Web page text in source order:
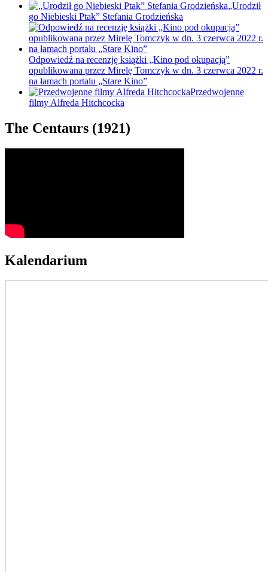
„Urodził
go Niebieski Ptak” Stefania Grodzieńska
Odpowiedź na recenzję książki „Kino pod okupacją”
opublikowana przez Mirelę Tomczyk w dn. 3 czerwca 2022 r.
na łamach portalu „Stare Kino”
Przedwojenne
filmy Alfreda Hitchcocka
The Centaurs (1921)
Kalendarium